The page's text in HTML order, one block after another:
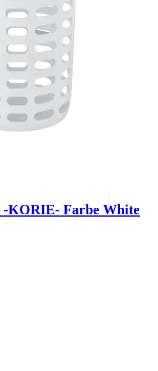
-KORIE- Farbe White